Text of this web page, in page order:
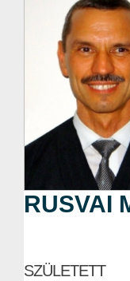
RUSVAI
SZÜLETETT